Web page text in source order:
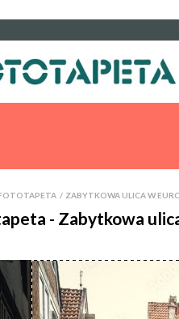
>ZABYTKOWA ULICA W
- Zabytkowa